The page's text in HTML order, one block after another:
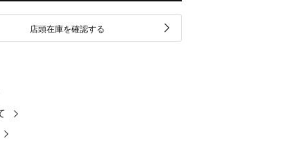
店頭在庫を確認する